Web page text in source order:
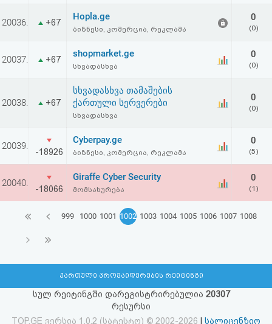
20036. +67
Hopla.ge
ბიზნესი, კომერცია, რეკლამა
0
(0)
20037. +67
shopmarket.ge
სხვადასხვა
0
(0)
20038. +67
სხვადასხვა თამაშების
ქართული სერვერები
სხვადასხვა
0
(0)
20039.
-18926
Cyberpay.ge
ბიზნესი, კომერცია, რეკლამა
0
(5)
20040.
-18066
Giraffe Cyber Security
მომსახურება
0
(1)
999 1000 1001 1002 1003 1004 1005 1006 1007 1008
ქართული პროვაიდერების რეიტინგი
სულ რეიტინგში დარეგისტრირებულია 20307
რესურსი
TOP.GE ვერსია 1.0.2 (სატესტო) © 2002-2026
სალიცენზიო